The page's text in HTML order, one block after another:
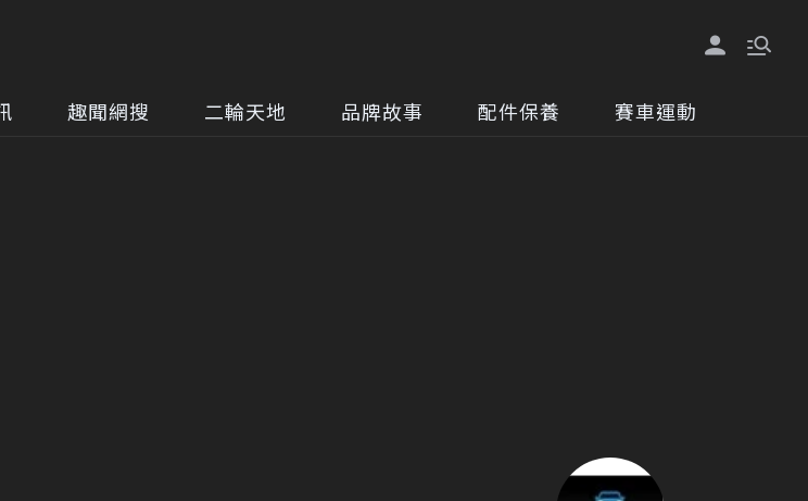
趣聞網搜 二輪天地 品牌故事 配件保養 賽車運動